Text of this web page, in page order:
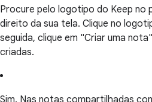
Procure pelo logotipo do Keep no
direito da sua tela. Clique no
seguida, clique em "Criar uma
criadas.
Sim. Nas notas compartilhadas